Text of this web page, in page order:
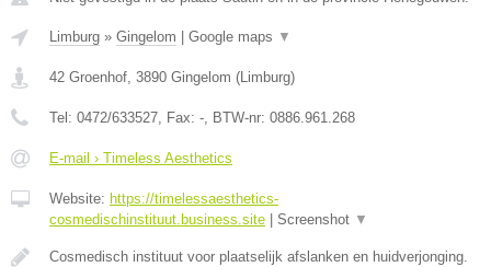
Limburg » Gingelom Google maps ▼
42 Groenhof, 3890 Gingelom (Limburg)
Tel: 0472/633527, Fax: -, BTW-nr: 0886.961.268
E-mail › Timeless Aesthetics
Website: https://timelessaesthetics-
cosmedischinstituut.business.site
Screenshot ▼
Cosmedisch instituut voor plaatselijk afslanken en huidverjonging.